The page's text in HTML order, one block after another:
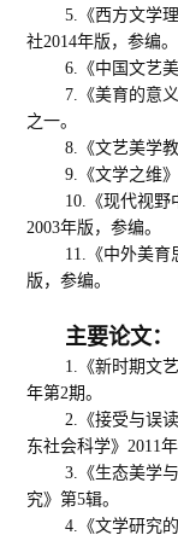
5.《西方文学
社2014年版，参编。
6.《中国文艺
7.《美育的意
之一。
8.《文艺美学
9.《文学之维
10.《现代视
2003年版，参编。
11.《中外美育
版，参编。
主要论文：
1.《新时期文
年第2期。
2.《接受与误
东社会科学》2011年
3.《生态美学
究》第5辑。
4.《文学研究